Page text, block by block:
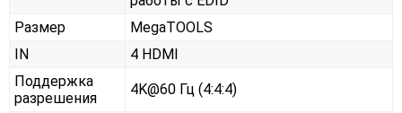
Размер
MegaTOOLS
IN
4 HDMI
Поддержка
разрешения
4K@60 Гц (4:4:4)